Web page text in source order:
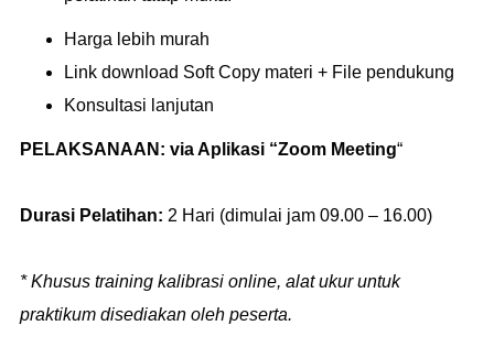
Harga lebih murah
Link download Soft Copy materi + File pendukung
Konsultasi lanjutan
PELAKSANAAN: via Aplikasi “Zoom Meeting“
Durasi Pelatihan: 2 Hari (dimulai jam 09.00 – 16.00)
* Khusus training kalibrasi online, alat ukur untuk
praktikum disediakan oleh peserta.